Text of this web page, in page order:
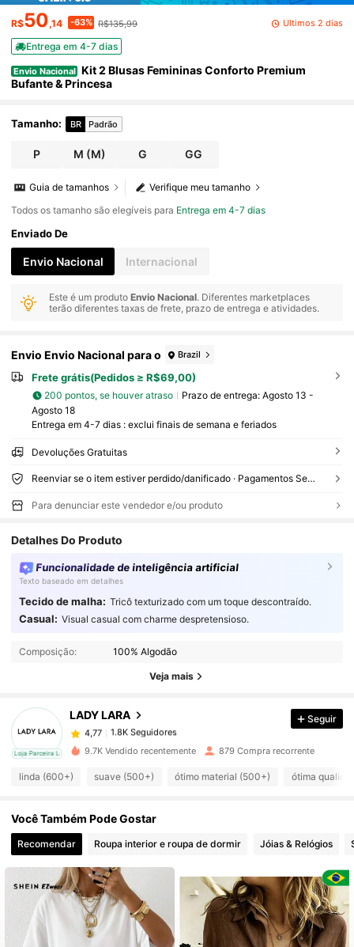
R$50,14 -63% R$135,99 Últimos 2 dias
Entrega em 4-7 dias
Envio Nacional Kit 2 Blusas Femininas Conforto Premium
Bufante & Princesa
Tamanho: BR Padrão
P M (M) G GG
Verifique meu tamanho
Guia de tamanhos
Todos os tamanho são elegíveis para Entrega em 4-7 dias
Enviado De
Envio Nacional Internacional
Este é um produtoEnvio Nacional. Diferentes marketplaces
terão diferentes taxas de frete, prazo de entrega e atividades.
Envio Envio Nacional para o Brazil
Frete grátis(Pedidos ≥ R$69,00)
200 pontos, se houver atraso Prazo de entrega: Agosto 13 -
Agosto 18
Entrega em 4-7 dias : exclui finais de semana e feriados
Devoluções Gratuitas
Reenviar se o item estiver perdido/danificado · Pagamentos Seguros · Proteção de privacidade
Para denunciar este vendedor e/ou produto
Detalhes Do Produto
Funcionalidade de inteligência artificial
Texto baseado em detalhes
Tecido de malha: Tricô texturizado com um toque descontraído.
Casual: Visual casual com charme despretensioso.
Composição: 100% Algodão
Veja mais
Loja Parceira Local
LADY LARA
1.8K Seguidores
1.8K Seguidores
s***n pago1 dia atrás
4,77 1.8K Seguidores
4,77 1.8K Seguidores
4,77 1.8K Seguidores
4,77 1.8K Seguidores
Seguir
9.7K Vendido recentemente 879 Compra recorrente
linda (600+) suave (500+) ótimo material (500+) ótima
Você Também Pode Gostar
Recomendar Roupa interior e roupa de dormir Jóias & Relógios